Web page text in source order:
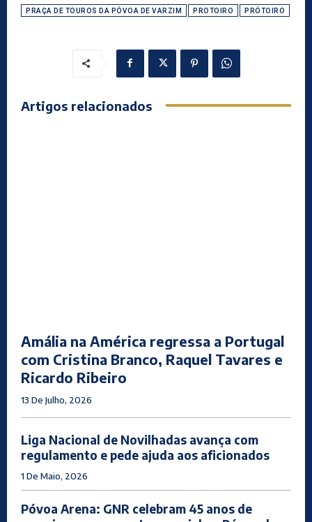
PRAÇA DE TOUROS DA PÓVOA DE VARZIM PROTOIRO PRÓTOIRO
Artigos relacionados
Amália na América regressa a Portugal
com Cristina Branco, Raquel Tavares e
Ricardo Ribeiro
13 De Julho, 2026
Liga Nacional de Novilhadas avança com
regulamento e pede ajuda aos aficionados
1 De Maio, 2026
Póvoa Arena: GNR celebram 45 anos de